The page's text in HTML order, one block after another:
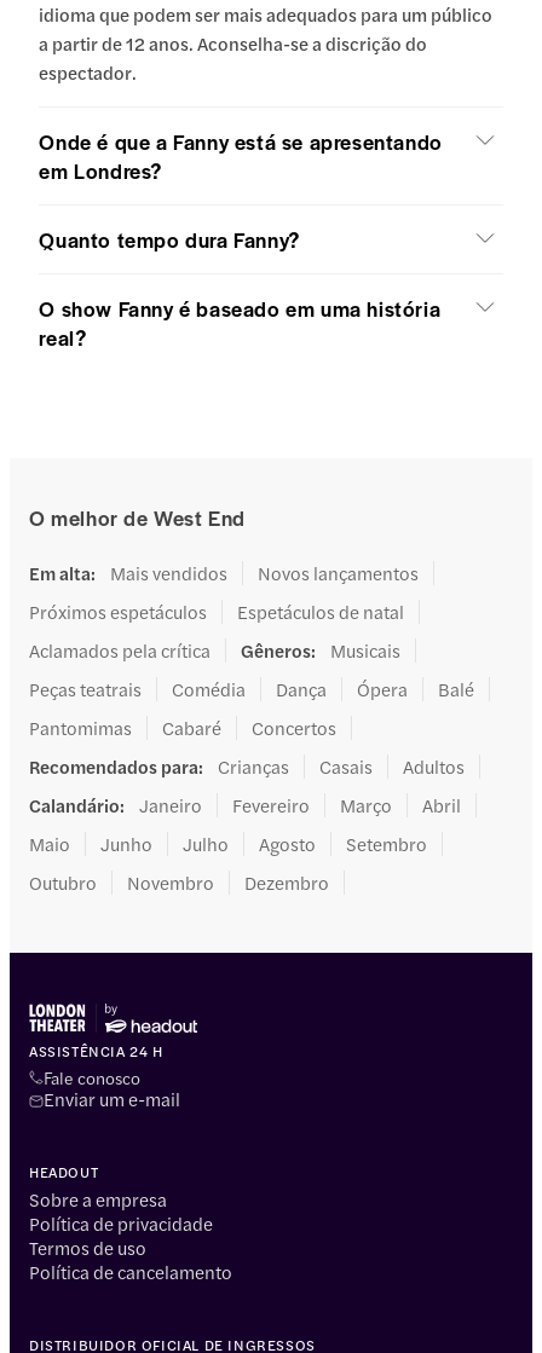
idioma que podem ser mais adequados para um público
a partir de 12 anos. Aconselha-se a discrição do
espectador.
Onde é que a Fanny está se apresentando
em Londres?
Quanto tempo dura Fanny?
O show Fanny é baseado em uma história
real?
O melhor de West End
Em alta: Mais vendidos
Novos lançamentos
Próximos espetáculos
Espetáculos de natal
Aclamados pela crítica
Gêneros:
Musicais
Peças teatrais
Comédia Dança Ópera
Balé
Pantomimas
Cabaré
Concertos
Recomendados para: Crianças Casais
Adultos
Calandário: Janeiro Fevereiro Março
Abril
Maio
Junho Julho Agosto
Setembro
Outubro
Novembro Dezembro
ASSISTÊNCIA 24 H
Fale conosco
Enviar um e-mail
HEADOUT
Sobre a empresa
Política de privacidade
Termos de uso
Política de cancelamento
DISTRIBUIDOR OFICIAL DE INGRESSOS